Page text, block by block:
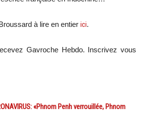
à lire en entier ici.
Gavroche Hebdo. Inscrivez vous
«Phnom Penh verrouillée, Phnom